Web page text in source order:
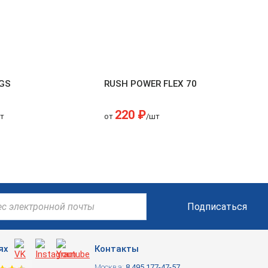
RUSH POWER FLEX 70
от 220 ₽/шт
Подписаться
Контакты